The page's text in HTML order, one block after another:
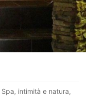
Spa, intimità e natura,